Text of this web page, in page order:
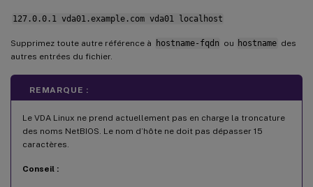
127.0.0.1 vda01.example.com vda01 localhost
Supprimez toute autre référence à hostname-fqdn ou hostname des
autres entrées du fichier.
REMARQUE :
Le VDA Linux ne prend actuellement pas en charge la troncature
des noms NetBIOS. Le nom d’hôte ne doit pas dépasser 15
caractères.
Conseil :